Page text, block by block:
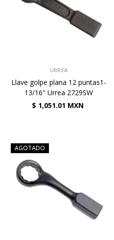
URREA
Llave golpe plana 12 puntas1-
13/16" Urrea 2729SW
$ 1,051.01 MXN
AGOTADO